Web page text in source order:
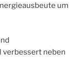
um
verbessert neben